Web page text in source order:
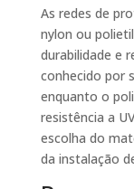
As redes de
nylon ou
durabilidade e
conhecido por
enquanto o
resistência a
escolha do
da instalação